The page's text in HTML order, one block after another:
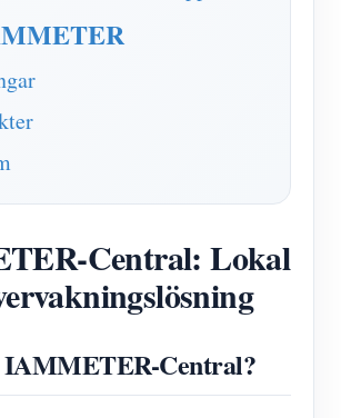
Central: Lokal
IAMMETER-Central?